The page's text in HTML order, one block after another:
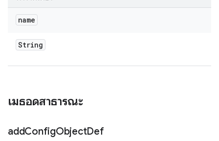
name
String
เมธอดสาธารณะ
addConfigObjectDef